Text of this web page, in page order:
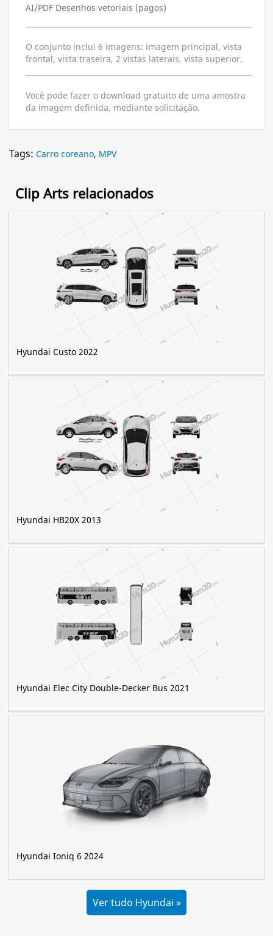
AI/PDF Desenhos vetoriais (pagos)
O conjunto inclui 6 imagens: imagem principal, vista
frontal, vista traseira, 2 vistas laterais, vista superior.
Você pode fazer o download gratuito de uma amostra
da imagem definida, mediante solicitação.
Tags: Carro coreano, MPV
Clip Arts relacionados
Hyundai Custo 2022
Hyundai HB20X 2013
Hyundai Elec City Double-Decker Bus 2021
Hyundai Ioniq 6 2024
Ver tudo Hyundai »